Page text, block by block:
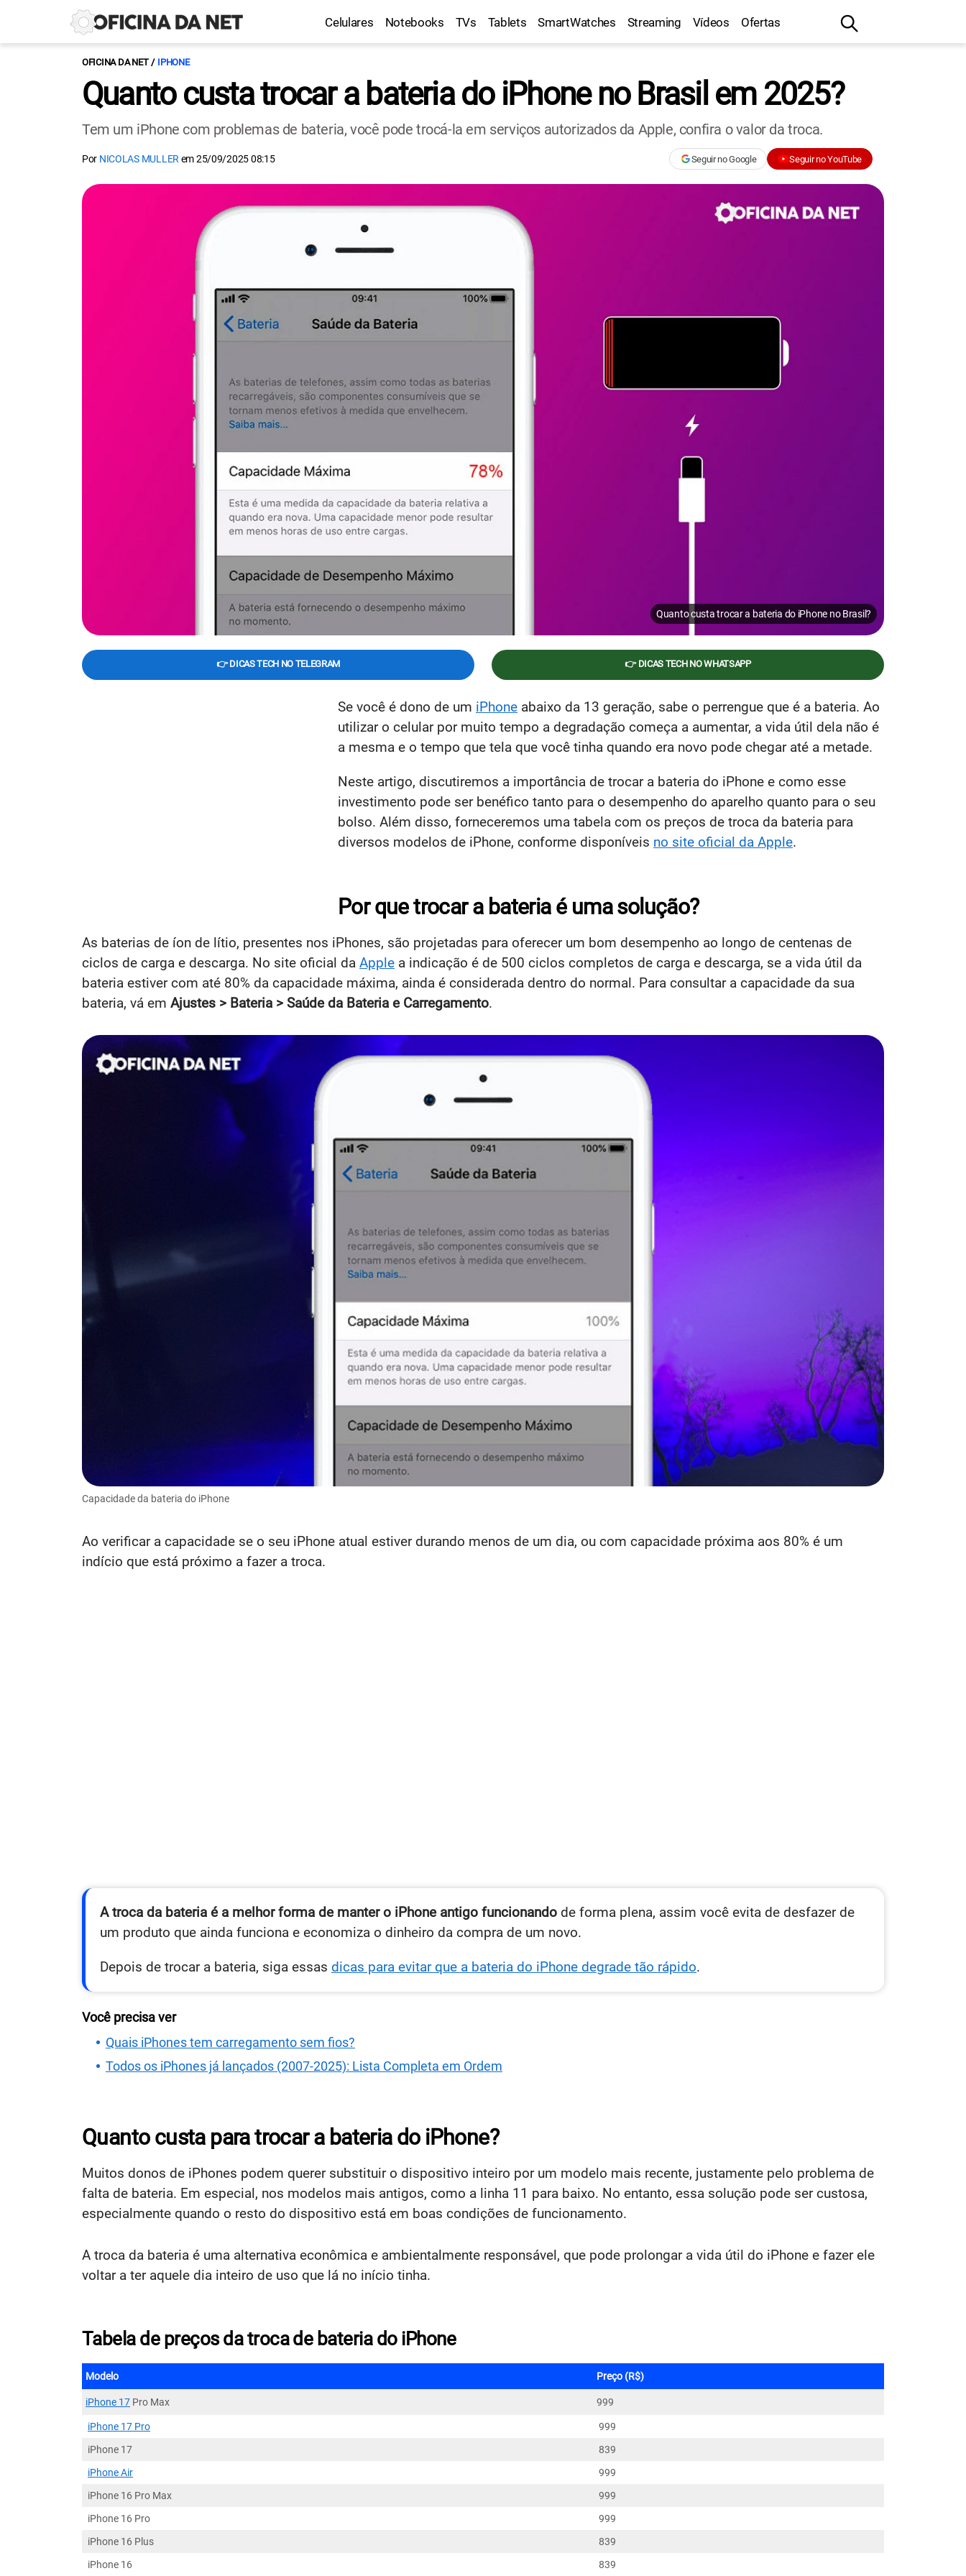
Celulares Notebooks TVs Tablets SmartWatches Streaming Vídeos Ofertas
OFICINA DA NET IPHONE
Quanto custa trocar a bateria do iPhone no Brasil em 2025?
Tem um iPhone com problemas de bateria, você pode trocá-la em serviços autorizados da Apple, confira o valor da troca.
Por NICOLAS MULLER em25/09/2025 08:15 Seguir no Google Seguir no YouTube
Quanto custa trocar a bateria do iPhone no Brasil?
👉 DICAS TECH NO TELEGRAM 👉 DICAS TECH NO WHATSAPP
Se você é dono de um iPhone abaixo da 13 geração, sabe o perrengue que é a bateria. Ao
utilizar o celular por muito tempo a degradação começa a aumentar, a vida útil dela não é
a mesma e o tempo que tela que você tinha quando era novo pode chegar até a metade.
Neste artigo, discutiremos a importância de trocar a bateria do iPhone e como esse
investimento pode ser benéfico tanto para o desempenho do aparelho quanto para o seu
bolso. Além disso, forneceremos uma tabela com os preços de troca da bateria para
diversos modelos de iPhone, conforme disponíveis no site oficial da Apple.
Por que trocar a bateria é uma solução?
As baterias de íon de lítio, presentes nos iPhones, são projetadas para oferecer um bom desempenho ao longo de centenas de
ciclos de carga e descarga. No site oficial da Apple a indicação é de 500 ciclos completos de carga e descarga, se a vida útil da
bateria estiver com até 80% da capacidade máxima, ainda é considerada dentro do normal. Para consultar a capacidade da sua
bateria, vá em Ajustes > Bateria > Saúde da Bateria e Carregamento.
Capacidade da bateria do iPhone
Ao verificar a capacidade se o seu iPhone atual estiver durando menos de um dia, ou com capacidade próxima aos 80% é um
indício que está próximo a fazer a troca.
A troca da bateria é a melhor forma de manter o iPhone antigo funcionando de forma plena, assim você evita de desfazer de
um produto que ainda funciona e economiza o dinheiro da compra de um novo.
Depois de trocar a bateria, siga essas dicas para evitar que a bateria do iPhone degrade tão rápido.
Você precisa ver
Quais iPhones tem carregamento sem fios?
Todos os iPhones já lançados (2007-2025): Lista Completa em Ordem
Quanto custa para trocar a bateria do iPhone?
Muitos donos de iPhones podem querer substituir o dispositivo inteiro por um modelo mais recente, justamente pelo problema de
falta de bateria. Em especial, nos modelos mais antigos, como a linha 11 para baixo. No entanto, essa solução pode ser custosa,
especialmente quando o resto do dispositivo está em boas condições de funcionamento.
A troca da bateria é uma alternativa econômica e ambientalmente responsável, que pode prolongar a vida útil do iPhone e fazer ele
voltar a ter aquele dia inteiro de uso que lá no início tinha.
Tabela de preços da troca de bateria do iPhone
Modelo Preço (R$)
iPhone 17 Pro Max 999
iPhone 17 Pro
999
iPhone 17
839
iPhone Air
999
iPhone 16 Pro Max
999
iPhone 16 Pro
999
iPhone 16 Plus
839
iPhone 16
839